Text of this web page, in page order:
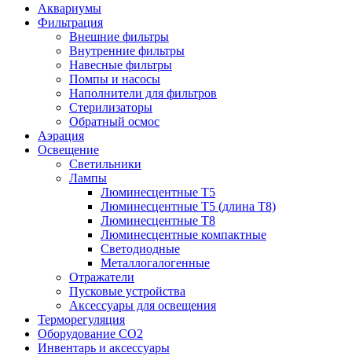
Аквариумы
Фильтрация
Внешние фильтры
Внутренние фильтры
Навесные фильтры
Помпы и насосы
Наполнители для фильтров
Стерилизаторы
Обратный осмос
Аэрация
Освещение
Светильники
Лампы
Люминесцентные T5
Люминесцентные T5 (длина T8)
Люминесцентные T8
Люминесцентные компактные
Светодиодные
Металлогалогенные
Отражатели
Пусковые устройства
Аксессуары для освещения
Терморегуляция
Оборудование CO2
Инвентарь и аксессуары